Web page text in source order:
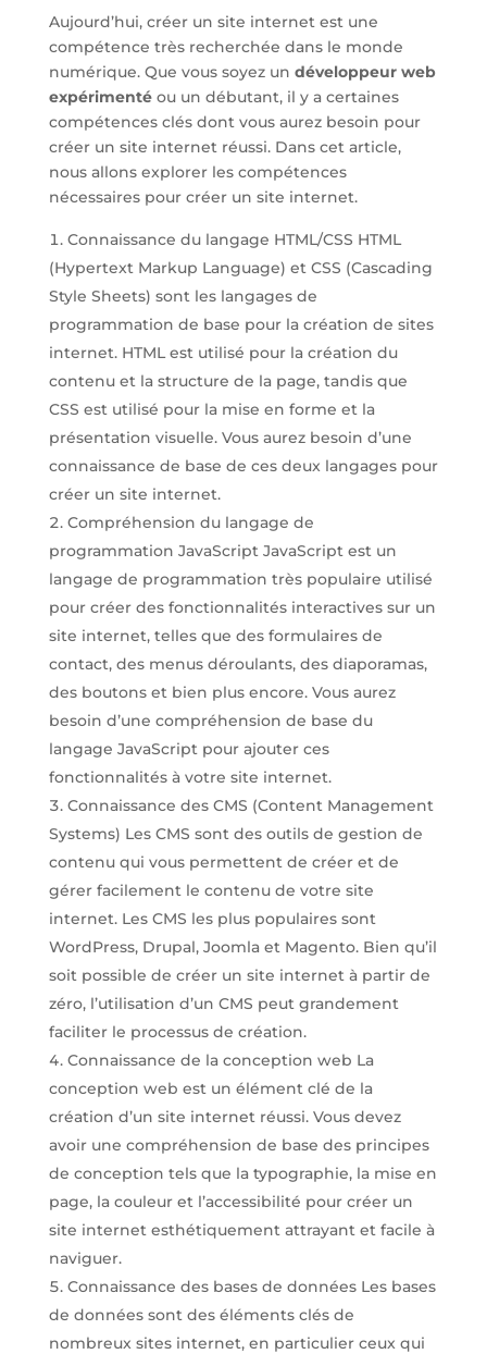
Aujourd’hui, créer un site internet est une
compétence très recherchée dans le monde
numérique. Que vous soyez un développeur web
expérimentéou un débutant, il y a certaines
compétences clés dont vous aurez besoin pour
créer un site internet réussi. Dans cet article,
nous allons explorer les compétences
nécessaires pour créer un site internet.
Connaissance du langage HTML/CSS HTML
(Hypertext Markup Language) et CSS (Cascading
Style Sheets) sont les langages de
programmation de base pour la création de sites
internet. HTML est utilisé pour la création du
contenu et la structure de la page, tandis que
CSS est utilisé pour la mise en forme et la
présentation visuelle. Vous aurez besoin d’une
connaissance de base de ces deux langages pour
créer un site internet.
Compréhension du langage de
programmation JavaScript JavaScript est un
langage de programmation très populaire utilisé
pour créer des fonctionnalités interactives sur un
site internet, telles que des formulaires de
contact, des menus déroulants, des diaporamas,
des boutons et bien plus encore. Vous aurez
besoin d’une compréhension de base du
langage JavaScript pour ajouter ces
fonctionnalités à votre site internet.
Connaissance des CMS (Content Management
Systems) Les CMS sont des outils de gestion de
contenu qui vous permettent de créer et de
gérer facilement le contenu de votre site
internet. Les CMS les plus populaires sont
WordPress, Drupal, Joomla et Magento. Bien qu’il
soit possible de créer un site internet à partir de
zéro, l’utilisation d’un CMS peut grandement
faciliter le processus de création.
Connaissance de la conception web La
conception web est un élément clé de la
création d’un site internet réussi. Vous devez
avoir une compréhension de base des principes
de conception tels que la typographie, la mise en
page, la couleur et l’accessibilité pour créer un
site internet esthétiquement attrayant et facile à
naviguer.
Connaissance des bases de données Les bases
de données sont des éléments clés de
nombreux sites internet, en particulier ceux qui